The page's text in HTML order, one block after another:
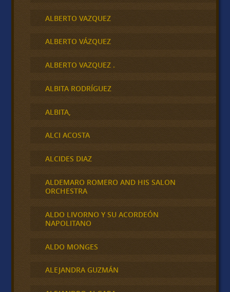
ALBERTO VAZQUEZ
ALBERTO VÁZQUEZ
ALBERTO VAZQUEZ .
ALBITA RODRÍGUEZ
ALBITA,
ALCI ACOSTA
ALCIDES DIAZ
ALDEMARO ROMERO AND HIS SALON
ORCHESTRA
ALDO LIVORNO Y SU ACORDEÓN
NAPOLITANO
ALDO MONGES
ALEJANDRA GUZMÁN